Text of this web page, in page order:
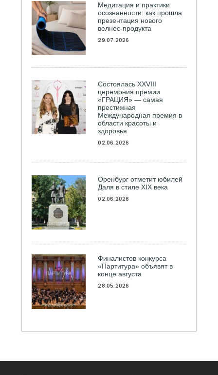
Медитация и практики
осознанности: как прошла
презентация нового
велнес-продукта
29.07.2026
Состоялась ХXVIII
церемония премии
«ГРАЦИЯ» — самая
престижная
Международная премия в
области красоты и
здоровья
02.06.2026
Оренбург отметит юбилей
Даля в стиле XIX века
02.06.2026
Финалистов конкурса
«Партитура» объявят в
конце августа
28.05.2026